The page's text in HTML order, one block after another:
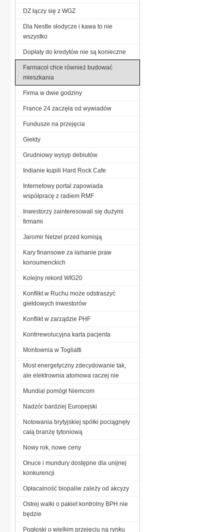
DZ łączy się z WGZ
Dla Nestle słodycze i kawa to nie
wszystko
Dopłaty do kredytów nie są konieczne
Farmacol chce również budować
mieszkania
Firma w dwie godziny
France 24 zaczęła od wywiadów
Fundusze na przejęcia
Giełdy
Grudniowy wysyp debiutów
Indianie kupili Hard Rock Cafe
Internetowy portal zapowiada
współpracę z radiem RMF
Inwestorzy zainteresowali się dużymi
firmami
Jaromir Netzel przed komisją
Kary finansowe za łamanie praw
konsumenckich
Kolejny rekord WIG20
Konflikt w Ruchu może odstraszyć
giełdowych inwestorów
Konflikt w zarządzie PHF
Kontrrewolucyjna karta pacjenta
Montownia w Togliatti
Most energetyczny zdecydowanie tak,
ale elektrownia atomowa raczej nie
Mundial pomógł Niemcom
Nadzór bardziej Europejski
Notowania brytyjskiej spółki pociągnęły
całą branżę tytoniową
Nowy rok, nowe ceny
Onuce i mundury dostępne dla unijnej
konkurencji
Opłacalność biopaliw zależy od akcyzy
Ostrej walki o pakiet kontrolny BPH nie
będzie
Pogłoski o wielkim przejęciu na rynku